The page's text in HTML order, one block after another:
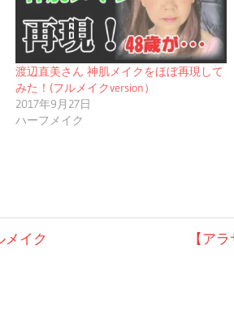
渡辺直美さん 神肌メイクをほぼ再現して
みた！(フルメイクversion）
2017年9月27日
ハーフメイク
メイク
次【ア